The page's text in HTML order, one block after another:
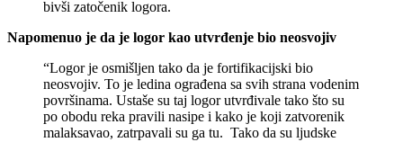
bivši zatočenik logora.
Napomenuo je da je logor kao utvrđenje bio neosvojiv
“Logor je osmišljen tako da je fortifikacijski bio
neosvojiv. To je ledina ograđena sa svih strana vodenim
površinama. Ustaše su taj logor utvrđivale tako što su
po obodu reka pravili nasipe i kako je koji zatvorenik
malaksavao, zatrpavali su ga tu. Tako da su ljudske